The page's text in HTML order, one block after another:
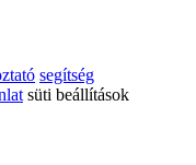
segítség
süti beállítások